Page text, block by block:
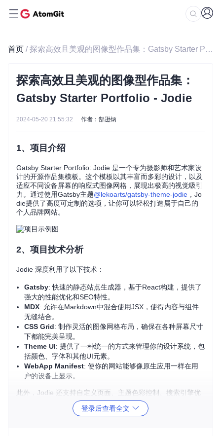
首页 / 探索高效且美观的图像型作品集：Gatsby Starter Portfolio - Jodie
探索高效且美观的图像型作品集：
Gatsby Starter Portfolio - Jodie
2024-05-20 21:55:32 作者：郜逊炳
1、项目介绍
Gatsby Starter Portfolio: Jodie 是一个专为摄影师和艺术家设
计的开源作品集模板。这个模板以其丰富而多彩的设计，以及
适应不同设备屏幕的响应式图像网格，展现出极高的视觉吸引
力。通过使用Gatsby主题@lekoarts/gatsby-theme-jodie ，Jo
die提供了高度可定制的选项，让你可以轻松打造属于自己的
个人品牌网站。
2、项目技术分析
Jodie 深度利用了以下技术：
Gatsby: 快速的静态站点生成器，基于React构建，提供了
强大的性能优化和SEO特性。
MDX: 允许在Markdown中混合使用JSX，使得内容与组件
无缝结合。
CSS Grid: 制作灵活的图像网格布局，确保在各种屏幕尺寸
下都能完美呈现。
Theme UI: 提供了一种统一的方式来管理你的设计系统，包
括颜色、字体和其他UI元素。
WebApp Manifest: 使你的网站能够像原生应用一样在用
户的设备上显示。
此外，Jodie 还支持自定义页面、主题色彩控制、搜索引擎优
化（SEO）以及社交媒体元数据集成。
登录后查看全文